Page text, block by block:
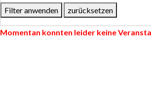
Momentan konnten leider keine